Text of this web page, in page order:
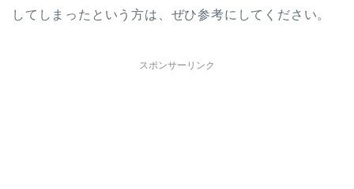
してしまったという方は、ぜひ参考にしてください。
スポンサーリンク